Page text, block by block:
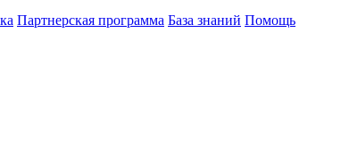
Партнерская программа База знаний Помощь